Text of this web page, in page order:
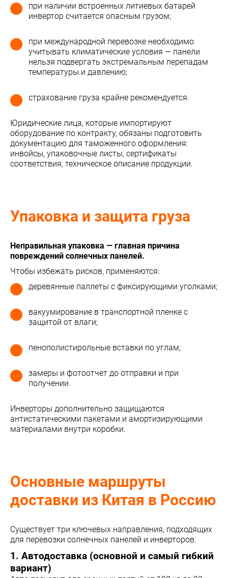
при наличии встроенных литиевых батарей
инвертор считается опасным грузом;
при международной перевозке необходимо
учитывать климатические условия — панели
нельзя подвергать экстремальным перепадам
температуры и давлению;
страхование груза крайне рекомендуется.
Юридические лица, которые импортируют
оборудование по контракту, обязаны подготовить
документацию для таможенного оформления:
инвойсы, упаковочные листы, сертификаты
соответствия, техническое описание продукции.
Упаковка и защита груза
Неправильная упаковка — главная причина
повреждений солнечных панелей.
Чтобы избежать рисков, применяются:
деревянные паллеты с фиксирующими уголками;
вакуумирование в транспортной пленке с
защитой от влаги;
пенополистирольные вставки по углам;
замеры и фотоотчет до отправки и при
получении.
Инверторы дополнительно защищаются
антистатическими пакетами и амортизирующими
материалами внутри коробки.
Основные маршруты
доставки из Китая в Россию
Существует три ключевых направления, подходящих
для перевозки солнечных панелей и инверторов:
1. Автодоставка (основной и самый гибкий
вариант)